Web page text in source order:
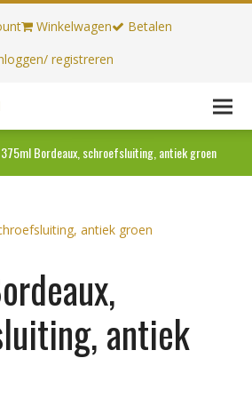
Winkelwagen
Betalen
registreren
375ml Bordeaux, schroefsluiting, antiek groen
antiek